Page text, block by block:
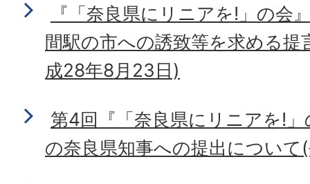
『「奈良県にリニアを!」の会
間駅の市への誘致等を求める提
成28年8月23日)
第4回『「奈良県にリニアを!
の奈良県知事への提出につい